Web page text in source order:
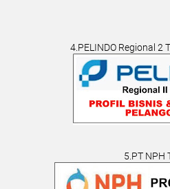
4.PELINDO Regional 2
5.PT NPH